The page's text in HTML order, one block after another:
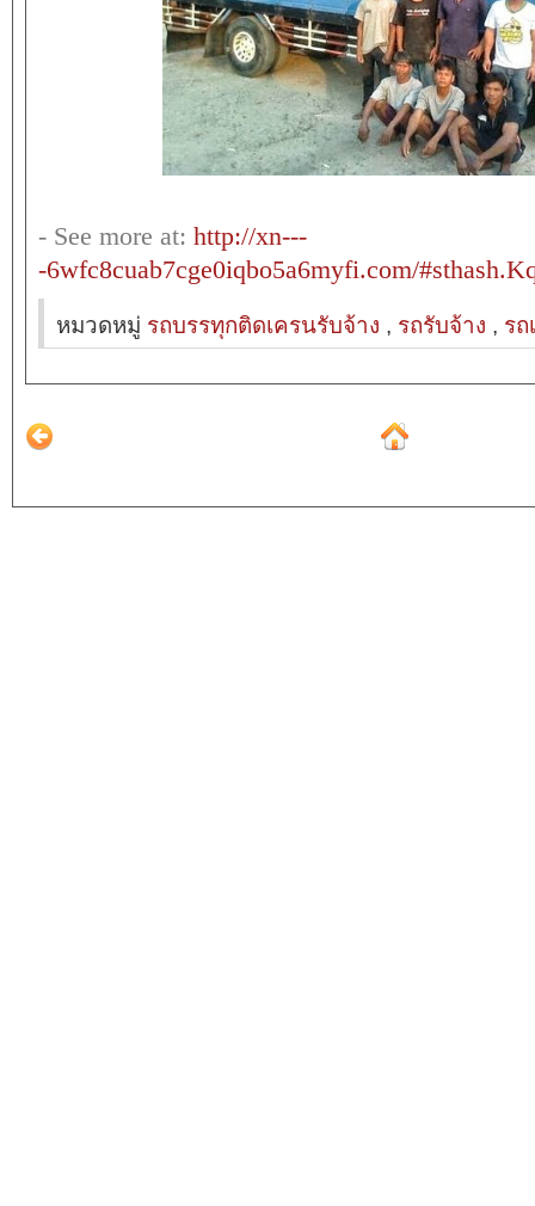
- See more at: http://xn---
-6wfc8cuab7cge0iqbo5a6myfi.com/
หมวดหมู่ รถบรรทุกติดเครนรับจ้าง , รถรับจ้าง , ร